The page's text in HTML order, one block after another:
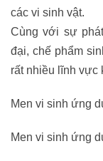
các vi sinh vật.
Cùng với sự
đại, chế phẩm
rất nhiều lĩnh vực
Men vi sinh ứng
Men vi sinh ứng